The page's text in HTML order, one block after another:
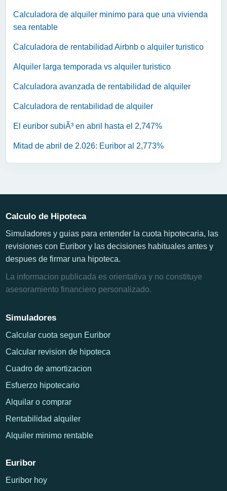
Calculadora de alquiler minimo para que una vivienda
sea rentable
Calculadora de rentabilidad Airbnb o alquiler turistico
Alquiler larga temporada vs alquiler turistico
Calculadora avanzada de rentabilidad de alquiler
Calculadora de rentabilidad de alquiler
El euribor subiÃ³ en abril hasta el 2,747%
Mitad de abril de 2.026: Euribor al 2,773%
Calculo de Hipoteca
Simuladores y guias para entender la cuota hipotecaria, las
revisiones con Euribor y las decisiones habituales antes y
despues de firmar una hipoteca.
La informacion publicada es orientativa y no constituye
asesoramiento financiero personalizado.
Simuladores
Calcular cuota segun Euribor
Calcular revision de hipoteca
Cuadro de amortizacion
Esfuerzo hipotecario
Alquilar o comprar
Rentabilidad alquiler
Alquiler minimo rentable
Euribor
Euribor hoy